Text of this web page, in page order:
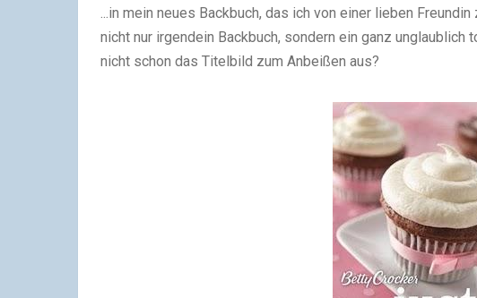
...in mein neues Backbuch, das ich von einer lieben
nicht nur irgendein Backbuch, sondern ein ganz
nicht schon das Titelbild zum Anbeißen aus?